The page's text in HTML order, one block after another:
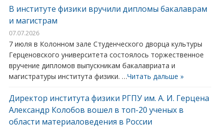
В институте физики вручили дипломы бакалаврам
и магистрам
07.07.2026
7 июля в Колонном зале Студенческого дворца культуры
Герценовского университета состоялось торжественное
вручение дипломов выпускникам бакалавриата и
магистратуры института физики. …Читать дальше »
Директор института физики РГПУ им. А. И. Герцена
Александр Колобов вошел в топ-20 ученых в
области материаловедения в России